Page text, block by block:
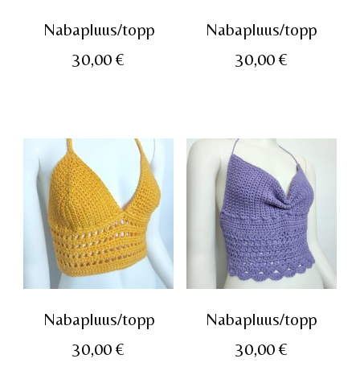
Nabapluus/topp
30,00€
Nabapluus/topp
30,00 €
Nabapluus/topp
30,00€
Nabapluus/topp
30,00 €